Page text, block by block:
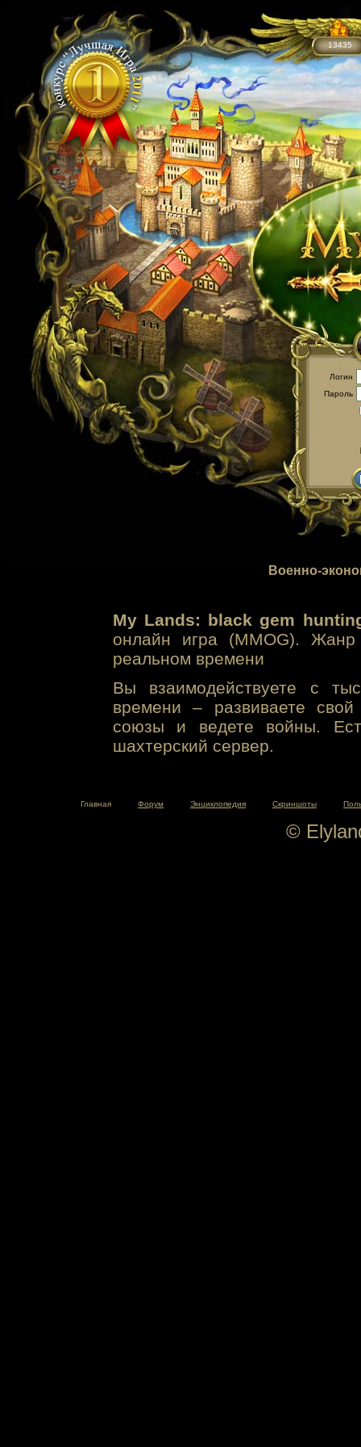
13435
Логин
Пароль
Военно-
My Lands: black gem
онлайн игра (MMOG). Жанр
реальном времени
Вы взаимодействуете с
времени – развиваете свой
союзы и ведете войны.
шахтерский сервер.
Главная Форум Энциклопедия Скриншоты
©